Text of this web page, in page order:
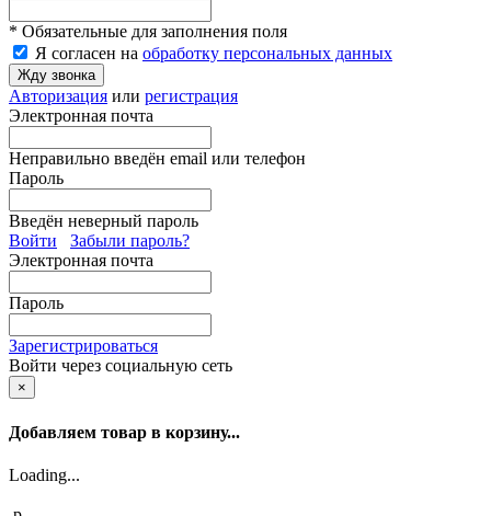
* Обязательные для заполнения поля
Я согласен на обработку персональных данных
Жду звонка
Авторизация или регистрация
Электронная почта
Неправильно введён email или телефон
Пароль
Введён неверный пароль
Войти
Забыли пароль?
Электронная почта
Пароль
Зарегистрироваться
Войти через социальную сеть
×
Добавляем товар в корзину...
Loading...